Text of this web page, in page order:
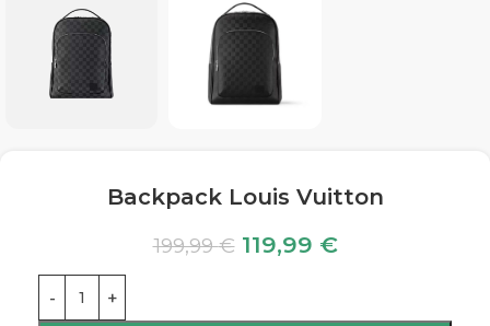
Backpack Louis Vuitton
199,99€ 119,99 €